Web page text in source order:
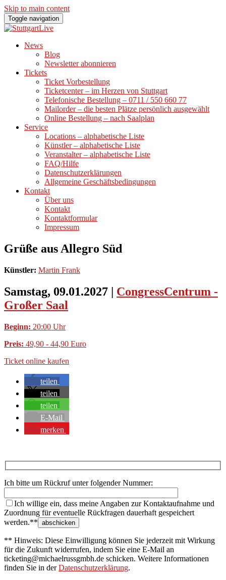
Skip to main content
Toggle navigation
News
Blog
Newsletter abonnieren
Tickets
Ticket Vorbestellung
Ticketcenter – im Herzen von Stuttgart
Telefonische Bestellung – 0711 / 550 660 77
Mailorder – die besten Plätze persönlich ausgewählt
Online Bestellung – nach Saalplan
Service
Locations – alphabetische Liste
Künstler – alphabetische Liste
Veranstalter – alphabetische Liste
FAQ/Hilfe
Datenschutzerklärungen
Allgemeine Geschäftsbedingungen
Kontakt
Über uns
Kontakt
Kontaktformular
Impressum
Grüße aus Allegro Süd
Künstler: Martin Frank
Samstag, 09.01.2027 | CongressCentrum -
Großer Saal
Beginn: 20:00 Uhr
Preis: 49,90 - 44,90 Euro
Ticket online kaufen
teilen
teilen
teilen
E-Mail
merken
Ich bitte um Rückruf unter folgender Nummer:
Ich willige ein, dass meine Angaben zur Kontaktaufnahme und
Zuordnung für eventuelle Rückfragen dauerhaft gespeichert
werden.**
** Hinweis: Diese Einwilligung können Sie jederzeit mit Wirkung
für die Zukunft widerrufen, indem Sie eine E-Mail an
ticketing@michaelrussgmbh.de schicken. Weitere Informationen
finden Sie in derDatenschutzerklärung.